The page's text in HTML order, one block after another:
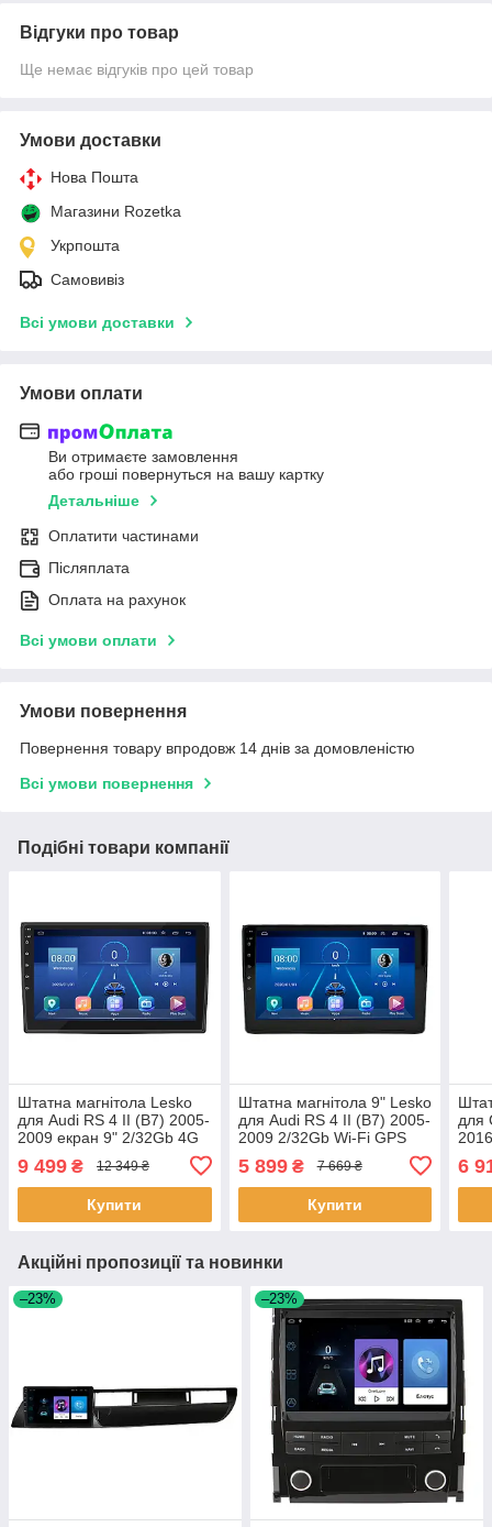
Відгуки про товар
Ще немає відгуків про цей товар
Умови доставки
Нова Пошта
Магазини Rozetka
Укрпошта
Самовивіз
Всі умови доставки
Умови оплати
Ви отримаєте замовлення
або гроші повернуться на вашу картку
Детальніше
Оплатити частинами
Післяплата
Оплата на рахунок
Всі умови оплати
Умови повернення
Повернення товару впродовж 14 днів за домовленістю
Всі умови повернення
Подібні товари компанії
Штатна магнітола Lesko
для Audi RS 4 II (B7) 2005-
2009 екран 9" 2/32Gb 4G
Wi-Fi GPS Top Аудіо 13шт
9 499 ₴ 12 349 ₴
Купити
Штатна магнітола 9" Lesko
для Audi RS 4 II (B7) 2005-
2009 2/32Gb Wi-Fi GPS
5 899₴ 7 669 ₴
Купити
для
6
Акційні пропозиції та новинки
–23% –23%